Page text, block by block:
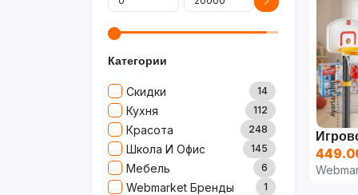
Категории
Скидки 14
Кухня 112
Красота 248
Школа И Офис 145
Мебель 6
Webmarket Бренды 1